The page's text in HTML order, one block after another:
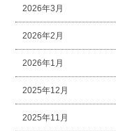
2026年3月
2026年2月
2026年1月
2025年12月
2025年11月